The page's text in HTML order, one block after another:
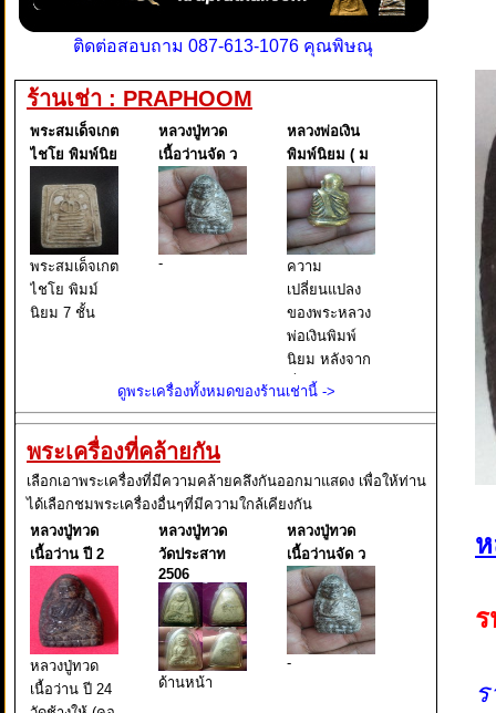
ติดต่อสอบถาม 087-613-1076 คุณพิษณุ
ร้านเช่า : PRAPHOOM
พระสมเด็จเกต
ไชโย พิมพ์นิย
พระสมเด็จเกต
ไชโย พิมม์
นิยม 7 ชั้น
หลวงปู่ทวด
เนื้อว่านจัด ว
-
หลวงพ่อเงิน
พิมพ์นิยม ( ม
ความ
เปลี่ยนแปลง
ของพระหลวง
พ่อเงินพิมพ์
นิยม หลังจาก
ที่ได้ทำการ
ดูพระเครื่องทั้งหมดของร้านเช่านี้ ->
พระเครื่องที่คล้ายกัน
เลือกเอาพระเครื่องที่มีความคล้ายคลึงกันออกมาแสดง เพื่อให้ท่าน
ได้เลือกชมพระเครื่องอื่นๆที่มีความใกล้เคียงกัน
หลวงปู่ทวด
เนื้อว่าน ปี 2
หลวงปู่ทวด
เนื้อว่าน ปี 24
หลวงปู่ทวด
วัดประสาท
2506
ด้านหน้า
หลวงปู่ทวด
เนื้อว่านจัด ว
-